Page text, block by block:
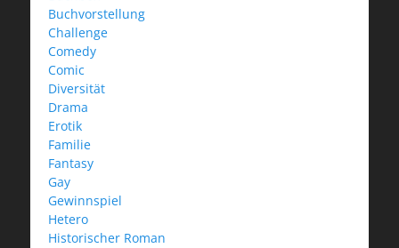
Buchvorstellung
Challenge
Comedy
Comic
Diversität
Drama
Erotik
Familie
Fantasy
Gay
Gewinnspiel
Hetero
Historischer Roman